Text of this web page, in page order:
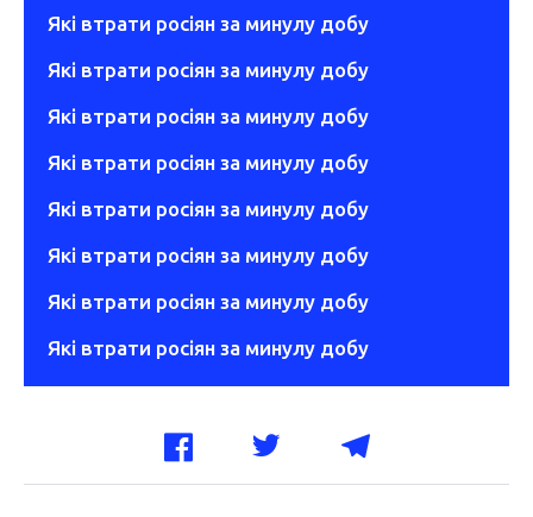
Які втрати росіян за минулу добу
Які втрати росіян за минулу добу
Які втрати росіян за минулу добу
Які втрати росіян за минулу добу
Які втрати росіян за минулу добу
Які втрати росіян за минулу добу
Які втрати росіян за минулу добу
Які втрати росіян за минулу добу